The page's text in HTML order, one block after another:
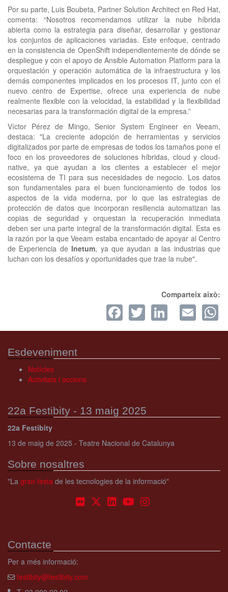
Por su parte, Luis Boubeta, Partner Solution Architect en Red Hat,
comenta: “Nosotros recomendamos utilizar la nube híbrida
abierta como la estrategia para diseñar, desarrollar y gestionar
los conjuntos de aplicaciones variadas. Este enfoque, centrado
en la consistencia de OpenShift independientemente de dónde se
despliegue y con el apoyo de Ansible Automation Platform para la
orquestación y operación automática de la infraestructura y los
demás componentes implicados en los procesos IT, junto con el
nuevo centro de Expertise, ofrece una experiencia de nube
realmente flexible con la velocidad, la estabilidad y la flexibilidad
necesarias para la transformación digital de la empresa.”
Víctor Pérez de Mingo, Senior System Engineer en Veeam,
destaca: "La creciente adopción de herramientas y servicios
digitalizados por parte de empresas de todos los tamaños pone el
foco en los proveedores de soluciones híbridas, cloud y cloud-
native, ya que ayudan a los clientes a establecer el mejor
ecosistema de TI para sus necesidades de negocio. Los datos
son fundamentales para el buen funcionamiento de todos los
aspectos de la vida moderna, por lo que las estrategias de
protección de datos que incorporan resiliencia automatizan las
copias de seguridad y orquestan la recuperación inmediata
deben ser una parte integral de la transformación digital. Esta es
la razón por la que Veeam estaba encantado de apoyar al Centro
de Experiencia de Inetum, ya que ayudan a las industrias que
luchan con los desafíos y oportunidades que trae la nube".
Comparteix això:
Facebook
Twitter
Esdeveniment
Notícies
Activitats i accions
22a Festibity - 13 maig 2025
22a Festibity
13 de maig de 2025 - Teatre Nacional de Catalunya
Sobre nosaltres
"La gran festa de les tecnologies de la informació"
Contacte
Per a més informació:
festibity@festibity.com